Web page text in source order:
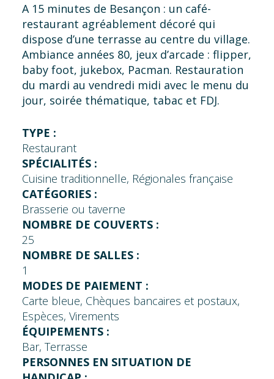
A 15 minutes de Besançon : un café-
restaurant agréablement décoré qui
dispose d’une terrasse au centre du village.
Ambiance années 80, jeux d’arcade : flipper,
baby foot, jukebox, Pacman. Restauration
du mardi au vendredi midi avec le menu du
jour, soirée thématique, tabac et FDJ.
TYPE :
Restaurant
SPÉCIALITÉS :
Cuisine traditionnelle, Régionales française
CATÉGORIES :
Brasserie ou taverne
NOMBRE DE COUVERTS :
25
NOMBRE DE SALLES :
1
MODES DE PAIEMENT :
Carte bleue, Chèques bancaires et postaux,
Espèces, Virements
ÉQUIPEMENTS :
Bar, Terrasse
PERSONNES EN SITUATION DE